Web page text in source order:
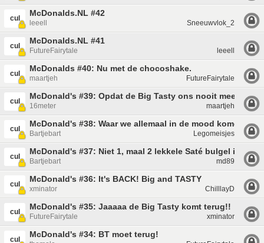
cul
McDonalds.NL #42
leeell Sneeuwvlok_2
cul
McDonalds.NL #41
FutureFairytale leeell
cul
McDonalds #40: Nu met de chocoshake.
maartjeh FutureFairytale
cul
McDonald's #39: Opdat de Big Tasty ons nooit meer
16meter maartjeh
cul
McDonald's #38: Waar we allemaal in de mood komen
Bartjebart Legomeisjes
cul
McDonald's #37: Niet 1, maal 2 lekkele Saté bulgel in de
Bartjebart md89
cul
McDonald's #36: It's BACK! Big and TASTY
xminator ChilllayD
cul
McDonald's #35: Jaaaaa de Big Tasty komt terug!!
FutureFairytale xminator
cul
McDonald's #34: BT moet terug!